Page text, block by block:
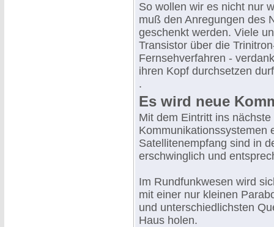
So wollen wir es nicht nur
muß den Anregungen des
geschenkt werden. Viele
Transistor über die
Fernsehverfahren -
ihren Kopf durchsetzen
.
Es wird neue
Mit dem Eintritt ins
Kommunikationssystemen
Satellitenempfang sind in
erschwinglich und
Im Rundfunkwesen wird
mit einer nur kleinen
und unterschiedlichsten
Haus holen.